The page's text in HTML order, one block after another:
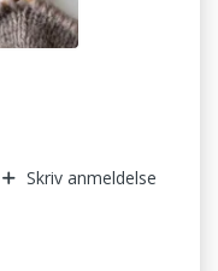
Skriv anmeldelse